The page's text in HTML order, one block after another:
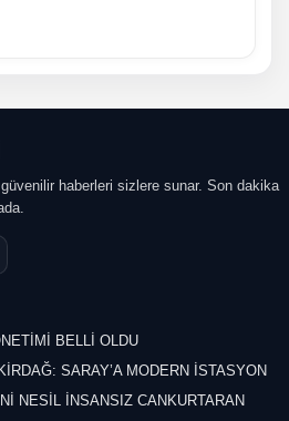
haberleri sizlere sunar. Son dakika
BELLİ OLDU
SARAY’A MODERN İSTASYON
NESİL İNSANSIZ CANKURTARAN